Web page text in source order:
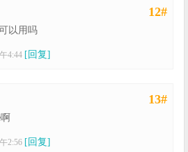
12#
以用吗
4:44 [回复]
13#
2:56 [回复]